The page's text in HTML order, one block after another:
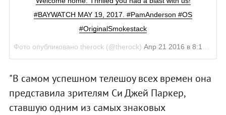
#BAYWATCH MAY 19, 2017. #PamAnderson #OS
#OriginalSmokestack
Фото опубликовано therock (@therock) Апр 21 2016 в 8:10 PDT
"В самом успешном телешоу всех времен она
представила зрителям Си Джей Паркер,
ставшую одним из самых знаковых